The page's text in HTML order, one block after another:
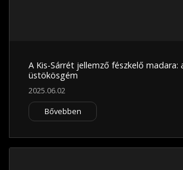
A Kis-Sárrét jellemző fészkelő madara:
üstökösgém
2025.06.02
Bővebben